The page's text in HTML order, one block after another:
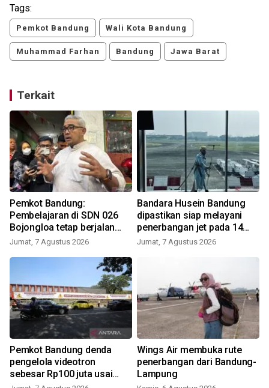
Tags:
Pemkot Bandung Wali Kota Bandung
Muhammad Farhan Bandung Jawa Barat
Terkait
Pemkot Bandung:
Pembelajaran di SDN 026
Bojongloa tetap berjalan
meski terdampak sengketa
Jumat, 7 Agustus 2026
Bandara Husein Bandung
dipastikan siap melayani
penerbangan jet pada 14
Agustus
Jumat, 7 Agustus 2026
Pemkot Bandung denda
pengelola videotron
sebesar Rp100 juta usai
tebang pohon Jalan Riau
Wings Air membuka rute
penerbangan dari Bandung-
Lampung